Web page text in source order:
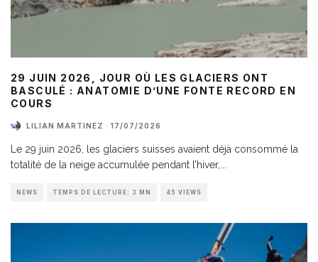
29 JUIN 2026, JOUR OÙ LES GLACIERS ONT
BASCULÉ : ANATOMIE D’UNE FONTE RECORD EN
COURS
LILIAN MARTINEZ · 17/07/2026
Le 29 juin 2026, les glaciers suisses avaient déjà consommé la
totalité de la neige accumulée pendant l’hiver,
NEWS TEMPS DE LECTURE: 3 MN 45 VIEWS